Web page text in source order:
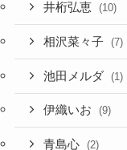
井桁弘恵 (10)
相沢菜々子 (7)
池田メルダ (1)
伊織いお (9)
青島心 (2)